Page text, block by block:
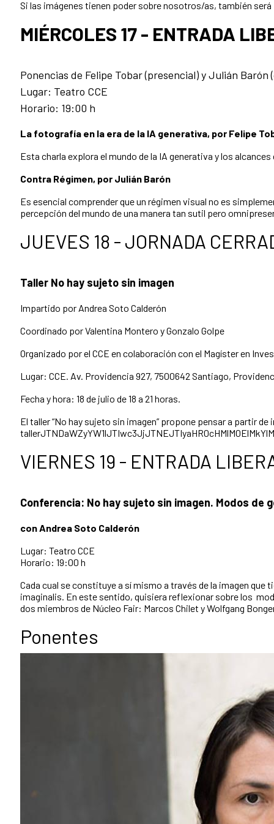
Si las imágenes tienen poder sobre nosotros/as, también
MIÉRCOLES 17 - ENTRADA
Ponencias de Felipe Tobar (presencial) y Julián
Lugar: Teatro CCE
Horario: 19:00 h
La fotografía en la era de la IA generativa, por Felipe
Esta charla explora el mundo de la IA generativa y los
Contra Régimen, por Julián Barón
Es esencial comprender que un régimen visual no es
percepción del mundo de una manera tan sutil pero
JUEVES 18 - JORNADA
Taller No hay sujeto sin imagen
Impartido por Andrea Soto Calderón
Coordinado por Valentina Montero y Gonzalo Golpe
Organizado por el CCE en colaboración con el Magíster en
Lugar: CCE. Av. Providencia 927, 7500642 Santiago,
Fecha y hora: 18 de julio de 18 a 21 horas.
El taller “No hay sujeto sin imagen” propone pensar a partir
VIERNES 19 - ENTRADA
Conferencia: No hay sujeto sin imagen. Modos de
con Andrea Soto Calderón
Lugar: Teatro CCE
Horario: 19:00 h
Cada cual se constituye a sí mismo a través de la imagen
imaginalis. En este sentido, quisiera reflexionar sobre los
dos miembros de Núcleo Fair: Marcos Chilet y Wolfgang
Ponentes